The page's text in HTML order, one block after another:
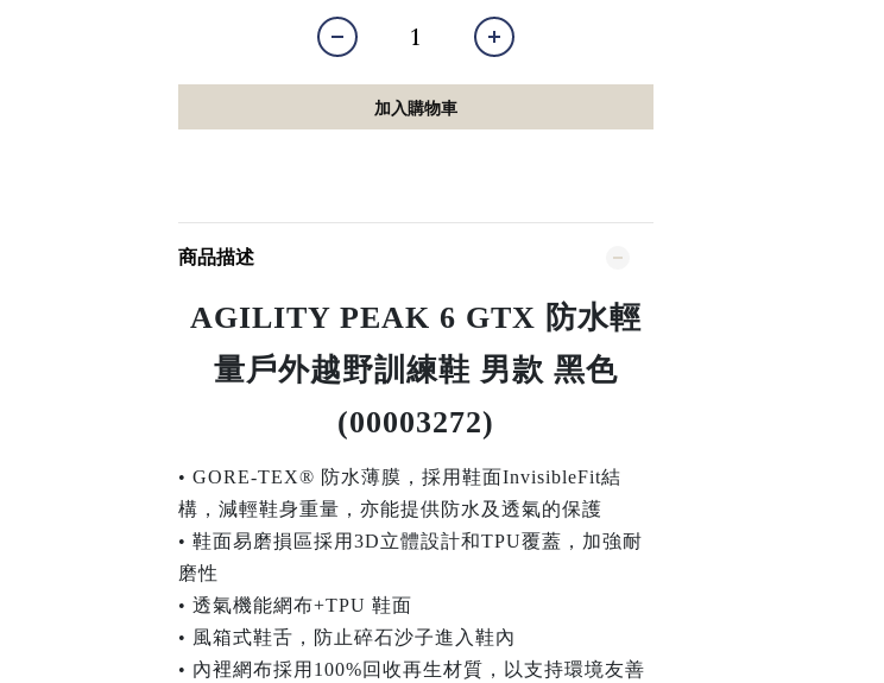
加入購物車
商品描述
AGILITY PEAK 6 GTX 防水輕
量戶外越野訓練鞋 男款 黑色
(00003272)
• GORE-TEX® 防水薄膜，採用鞋面InvisibleFit結
構，減輕鞋身重量，亦能提供防水及透氣的保護
• 鞋面易磨損區採用3D立體設計和TPU覆蓋，加強耐
磨性
• 透氣機能網布+TPU 鞋面
• 風箱式鞋舌，防止碎石沙子進入鞋內
• 內裡網布採用100%回收再生材質，以支持環境友善